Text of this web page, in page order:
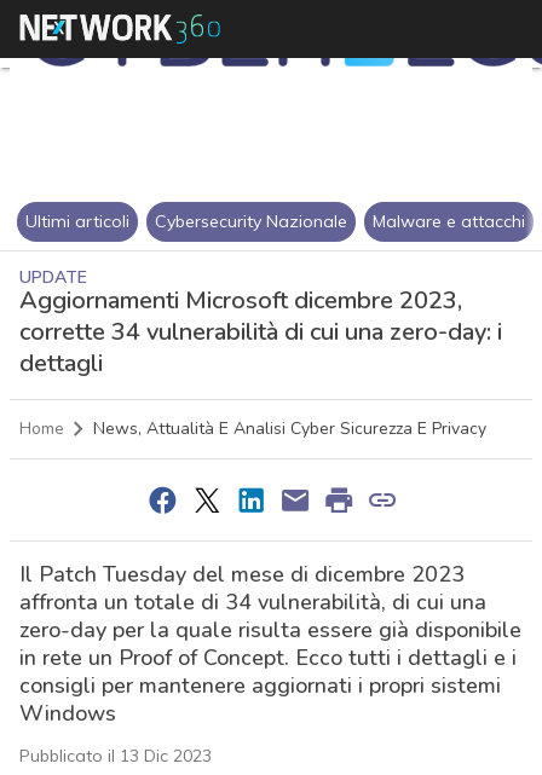
Ultimi articoli Cybersecurity Nazionale Malware e attacchi
UPDATE
Aggiornamenti Microsoft dicembre 2023,
corrette 34 vulnerabilità di cui una zero-day: i
dettagli
Home News, Attualità E Analisi Cyber Sicurezza E Privacy
Il Patch Tuesday del mese di dicembre 2023
affronta un totale di 34 vulnerabilità, di cui una
zero-day per la quale risulta essere già disponibile
in rete un Proof of Concept. Ecco tutti i dettagli e i
consigli per mantenere aggiornati i propri sistemi
Windows
Pubblicato il 13 Dic 2023